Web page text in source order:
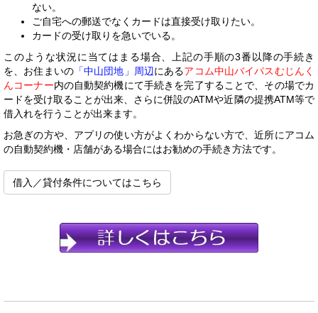
ない。
ご自宅への郵送でなくカードは直接受け取りたい。
カードの受け取りを急いでいる。
このような状況に当てはまる場合、上記の手順の3番以降の手続き
を、お住まいの「中山団地」周辺にあるアコム中山バイパスむじんく
んコーナー内の自動契約機にて手続きを完了することで、その場でカ
ードを受け取ることが出来、さらに併設のATMや近隣の提携ATM等で
借入れを行うことが出来ます。
お急ぎの方や、アプリの使い方がよくわからない方で、近所にアコム
の自動契約機・店舗がある場合にはお勧めの手続き方法です。
借入／貸付条件についてはこちら